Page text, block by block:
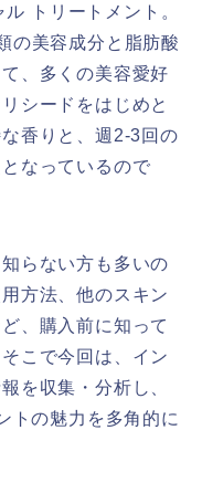
トリートメント。
の美容成分と脂肪酸
、多くの美容愛好
シードをはじめと
香りと、週2-3回の
なっているので
らない方も多いの
方法、他のスキン
、購入前に知って
こで今回は、イン
を収集・分析し、
トの魅力を多角的に